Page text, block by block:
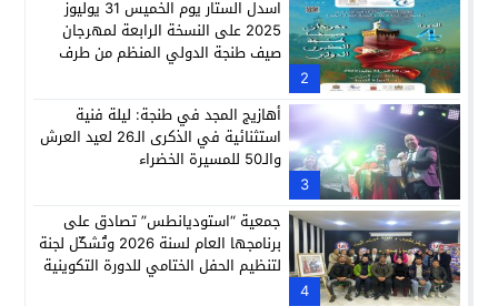
2
اسدل الستار يوم الخميس 31 يوليوز
2025 على النسخة الرابعة لمهرجان
صيف طنجة الدولي المنظم من طرف
3
أهازيج المجد في طنجة: ليلة فنية
استثنائية في الذكرى الـ26 لعيد العرش
والـ50 للمسيرة الخضراء
4
جمعية “استوديانطس” تصادق على
برنامجها العام لسنة 2026 وتُشكّل لجنة
لتنظيم الحفل الختامي للدورة التكوينية